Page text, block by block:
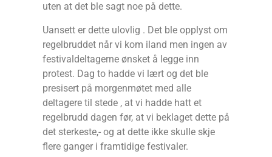
uten at det ble sagt noe på dette.
Uansett er dette ulovlig . Det ble opplyst om
regelbruddet når vi kom iland men ingen av
festivaldeltagerne ønsket å legge inn
protest. Dag to hadde vi lært og det ble
presisert på morgenmøtet med alle
deltagere til stede , at vi hadde hatt et
regelbrudd dagen før, at vi beklaget dette på
det sterkeste,- og at dette ikke skulle skje
flere ganger i framtidige festivaler.